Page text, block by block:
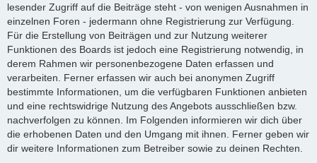
lesender Zugriff auf die Beiträge steht - von wenigen Ausnahmen in
einzelnen Foren - jedermann ohne Registrierung zur Verfügung.
Für die Erstellung von Beiträgen und zur Nutzung weiterer
Funktionen des Boards ist jedoch eine Registrierung notwendig, in
derem Rahmen wir personenbezogene Daten erfassen und
verarbeiten. Ferner erfassen wir auch bei anonymen Zugriff
bestimmte Informationen, um die verfügbaren Funktionen anbieten
und eine rechtswidrige Nutzung des Angebots ausschließen bzw.
nachverfolgen zu können. Im Folgenden informieren wir dich über
die erhobenen Daten und den Umgang mit ihnen. Ferner geben wir
dir weitere Informationen zum Betreiber sowie zu deinen Rechten.